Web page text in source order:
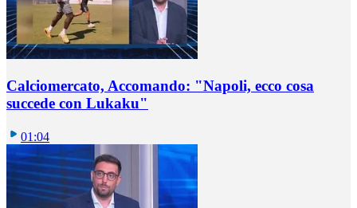
Calciomercato, Accomando: "Napoli, ecco cosa
succede con Lukaku"
01:04